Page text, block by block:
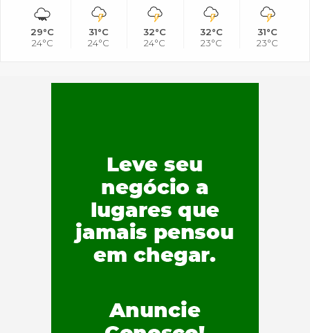
29°C
24°C
31°C
24°C
32°C
24°C
32°C
23°C
31°C
23°C